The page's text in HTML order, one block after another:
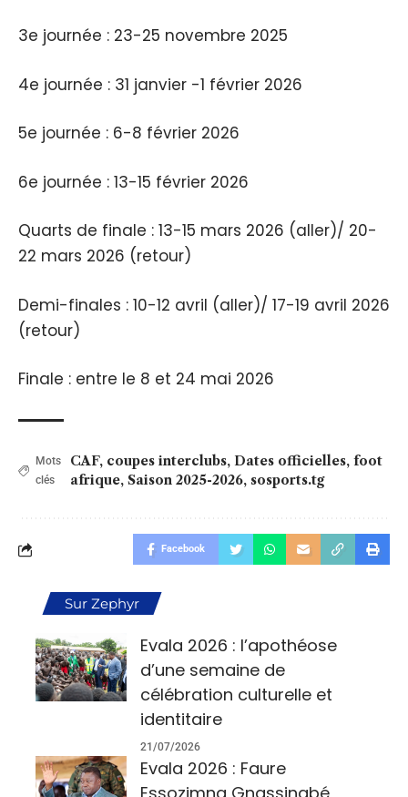
3e journée : 23-25 novembre 2025
4e journée : 31 janvier -1 février 2026
5e journée : 6-8 février 2026
6e journée : 13-15 février 2026
Quarts de finale : 13-15 mars 2026 (aller)/ 20-
22 mars 2026 (retour)
Demi-finales : 10-12 avril (aller)/ 17-19 avril 2026
(retour)
Finale : entre le 8 et 24 mai 2026
Mots
clés
CAF, coupes interclubs, Dates officielles, foot
afrique, Saison 2025-2026, sosports.tg
Facebook
Sur Zephyr
Evala 2026 : l’apothéose
d’une semaine de
célébration culturelle et
identitaire
21/07/2026
Evala 2026 : Faure